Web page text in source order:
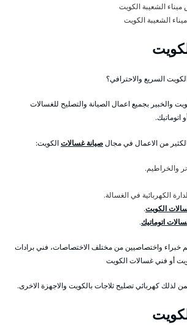
السريع والاحترافي؟
والخبير بجميع اعمال الصيانة والتصليح للغسالات
اتوماتيك.
من الاعمال في مجالصيانة غسالاتالكويت:
والخراطيم.
الكهربائية في الغسالة.
الكويت.
اتوماتيك.
خبراء واختصاصيين من مختلف الاختصاصات، فني برادات
أو فني غسالات الكويت
لذلك كهربائي تصليح ثلاجات بالكويت والاجهزة الاخرى.